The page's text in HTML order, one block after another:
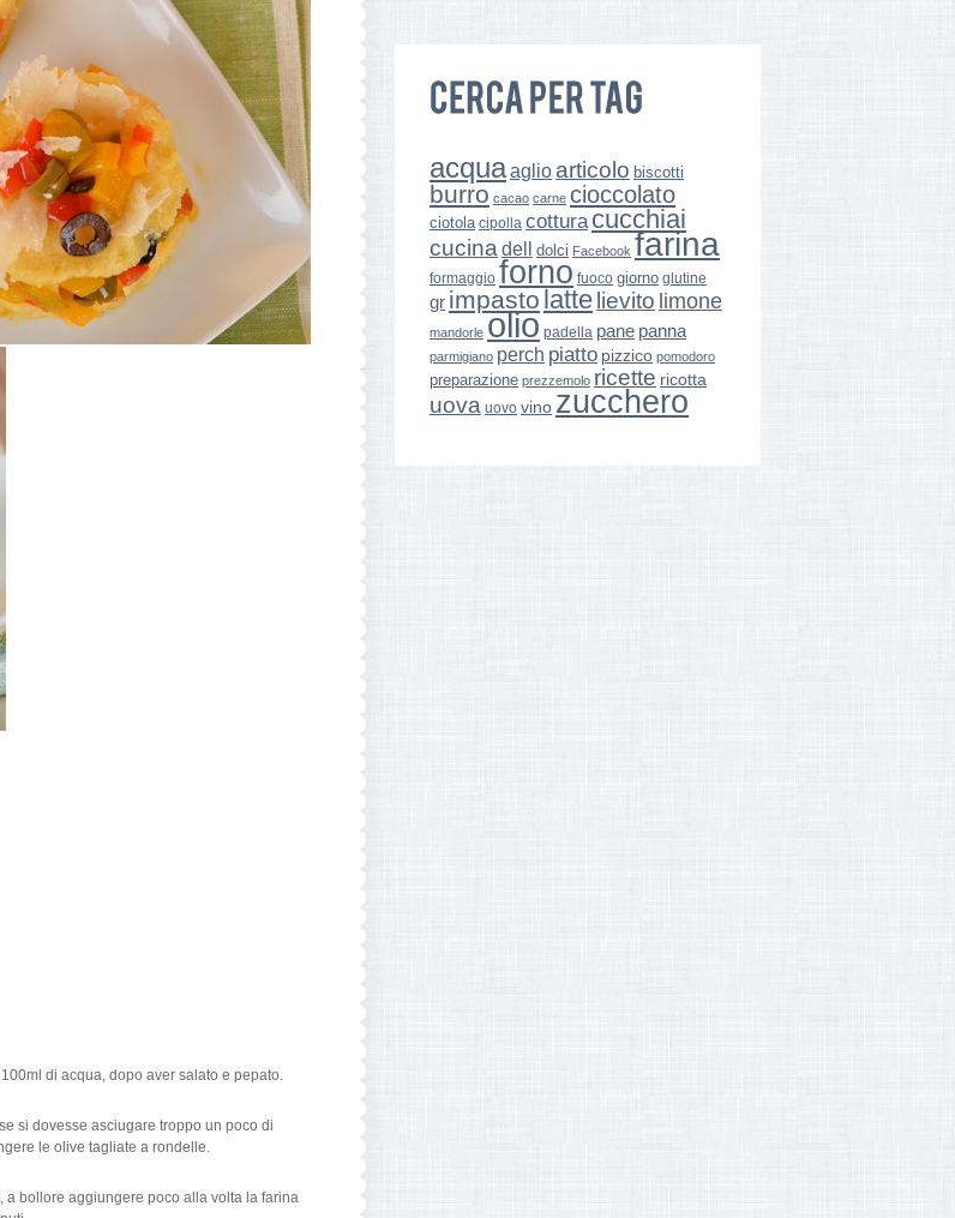
di acqua, dopo aver salato e pepato.
si dovesse asciugare troppo un poco di
le olive tagliate a rondelle.
a bollore aggiungere poco alla volta la farina
acquaaglio articolo biscotti
burro cacao carne cioccolato
ciotola cipolla cottura cucchiai
cucina dell dolci Facebook farina
formaggio forno fuoco giorno glutine
gr impasto latte lievito limone
mandorle olio padella pane panna
parmigiano perch piatto pizzico pomodoro
preparazione prezzemolo ricette ricotta
uova uovo vino zucchero